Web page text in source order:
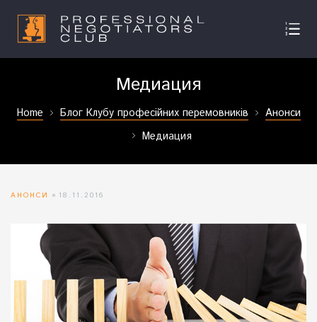
Медиация
Home Блог Клубу професійних перемовників
Анонси
Медиация
АНОНСИ 18.11.2016